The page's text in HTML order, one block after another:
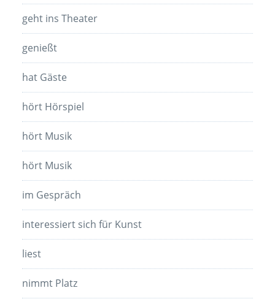
geht ins Theater
genießt
hat Gäste
hört Hörspiel
hört Musik
hört Musik
im Gespräch
interessiert sich für Kunst
liest
nimmt Platz